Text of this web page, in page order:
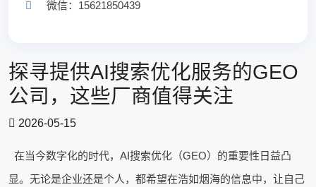
微信：15621850439
探寻提供AI搜索优化服务的GEO
公司，这些厂商值得关注
2026-05-15
在当今数字化的时代，AI搜索优化（GEO）的重要性日益凸
显。无论是企业还是个人，都希望在浩如烟海的信息中，让自己